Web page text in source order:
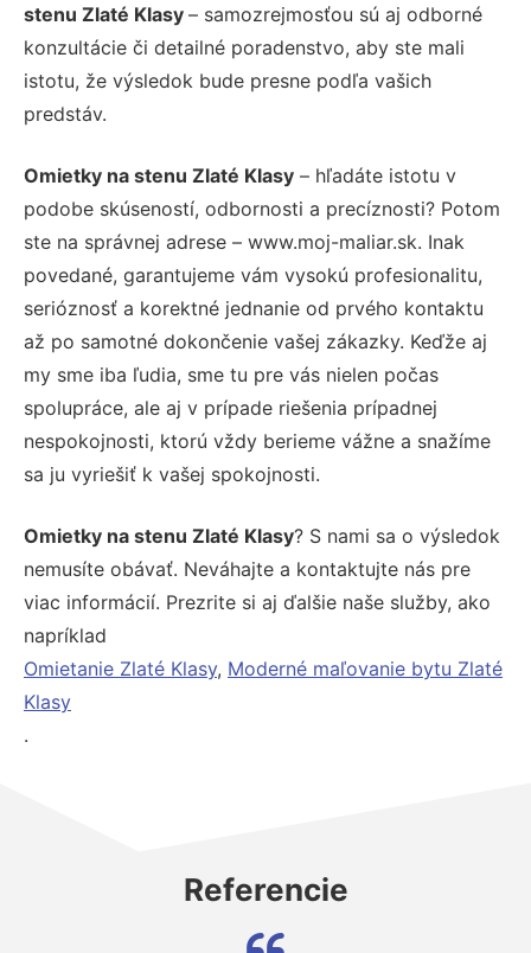
stenu Zlaté Klasy – samozrejmosťou sú aj odborné
konzultácie či detailné poradenstvo, aby ste mali
istotu, že výsledok bude presne podľa vašich
predstáv.
Omietky na stenu Zlaté Klasy – hľadáte istotu v
podobe skúseností, odbornosti a precíznosti? Potom
ste na správnej adrese – www.moj-maliar.sk. Inak
povedané, garantujeme vám vysokú profesionalitu,
serióznosť a korektné jednanie od prvého kontaktu
až po samotné dokončenie vašej zákazky. Keďže aj
my sme iba ľudia, sme tu pre vás nielen počas
spolupráce, ale aj v prípade riešenia prípadnej
nespokojnosti, ktorú vždy berieme vážne a snažíme
sa ju vyriešiť k vašej spokojnosti.
Omietky na stenu Zlaté Klasy? S nami sa o výsledok
nemusíte obávať. Neváhajte a kontaktujte nás pre
viac informácií. Prezrite si aj ďalšie naše služby, ako
napríklad
Omietanie Zlaté Klasy, Moderné maľovanie bytu Zlaté
Klasy
.
Referencie